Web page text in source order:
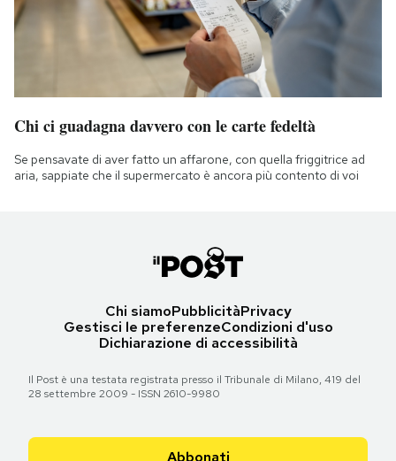
Chi ci guadagna davvero con le carte fedeltà
Se pensavate di aver fatto un affarone, con quella friggitrice ad
aria, sappiate che il supermercato è ancora più contento di voi
Chi siamoPubblicitàPrivacy
Gestisci le preferenzeCondizioni d'uso
Dichiarazione di accessibilità
Il Post è una testata registrata presso il Tribunale di Milano, 419 del
28 settembre 2009 - ISSN 2610-9980
Abbonati